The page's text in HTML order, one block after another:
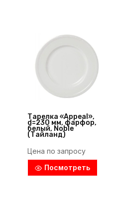
Тарелка «Appeal»,
d=230 мм, фарфор,
белый, Noble
(Тайланд)
Цена по запросу
Посмотреть